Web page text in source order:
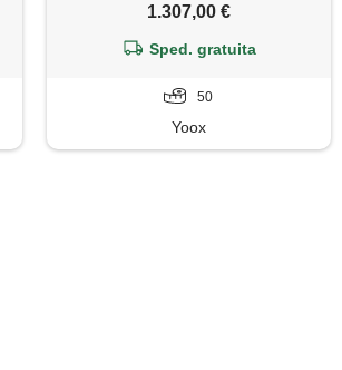
1.307,00 €
Sped. gratuita
50
Yoox